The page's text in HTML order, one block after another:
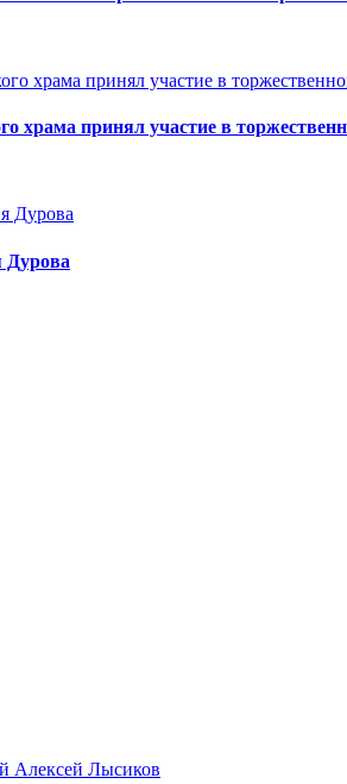
храма принял участие в
Дурова